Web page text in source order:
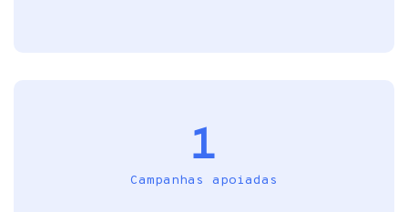
1
Campanhas apoiadas